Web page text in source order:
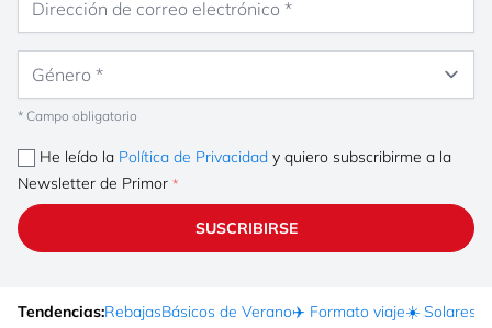
* Campo obligatorio
He leído la Política de Privacidad y quiero subscribirme a la
Newsletter de Primor
SUSCRIBIRSE
Tendencias:RebajasBásicos de Verano✈️ Formato viaje☀️ Solares